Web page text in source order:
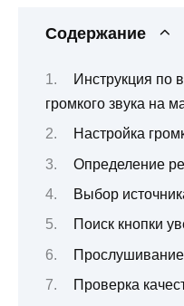
Содержание
Инструкция по
громкого звука на
Настройка
Определение
Выбор
Поиск кнопки
Проверка